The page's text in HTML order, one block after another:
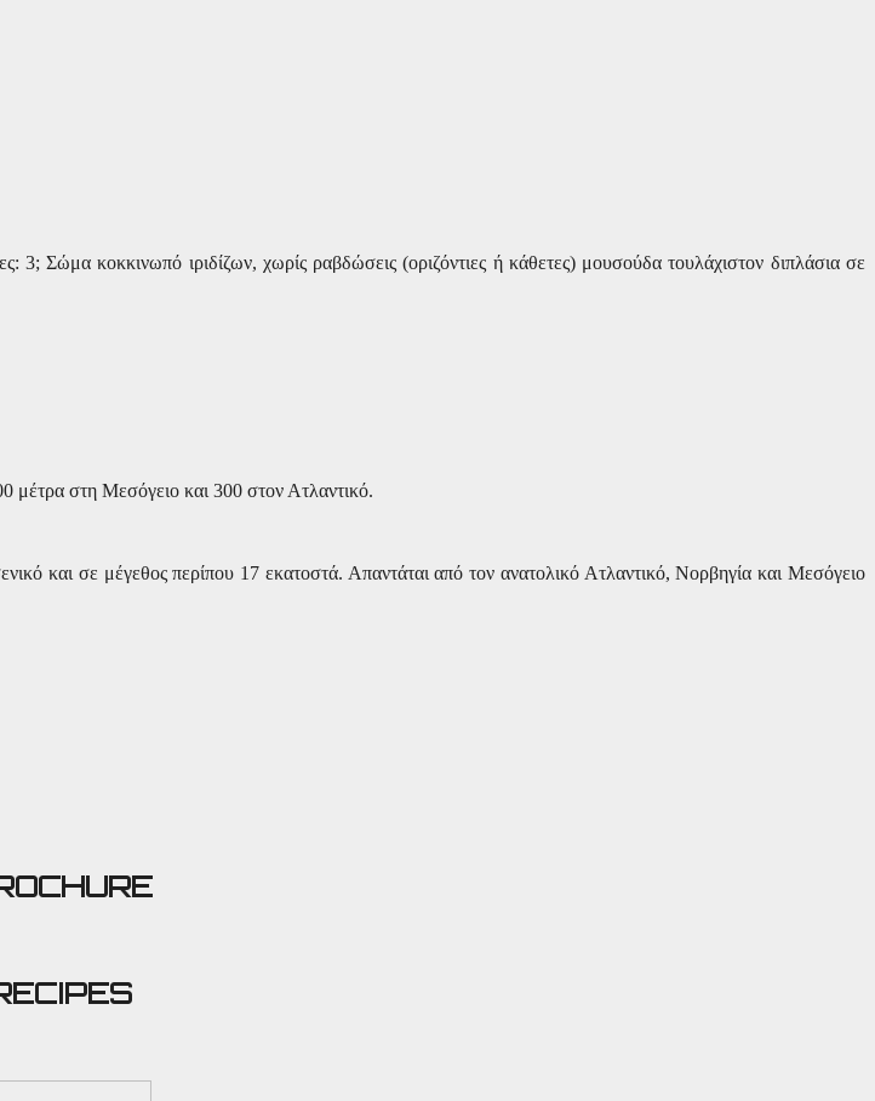
3; Σώμα κοκκινωπό ιριδίζων, χωρίς ραβδώσεις (οριζόντιες ή κάθετες) μουσούδα τουλάχιστον διπλάσια σε
μέτρα στη Μεσόγειο και 300 στον Ατλαντικό.
και σε μέγεθος περίπου 17 εκατοστά. Απαντάται από τον ανατολικό Ατλαντικό, Νορβηγία και Μεσόγειο